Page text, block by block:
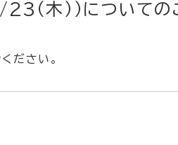
（木））について
ださい。